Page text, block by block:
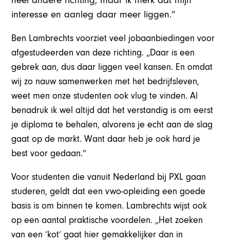
interesse en aanleg daar meer liggen.”
Ben Lambrechts voorziet veel jobaanbiedingen voor
afgestudeerden van deze richting. „Daar is een
gebrek aan, dus daar liggen veel kansen. En omdat
wij zo nauw samenwerken met het bedrijfsleven,
weet men onze studenten ook vlug te vinden. Al
benadruk ik wel altijd dat het verstandig is om eerst
je diploma te behalen, alvorens je echt aan de slag
gaat op de markt. Want daar heb je ook hard je
best voor gedaan.”
Voor studenten die vanuit Nederland bij PXL gaan
studeren, geldt dat een vwo-opleiding een goede
basis is om binnen te komen. Lambrechts wijst ook
op een aantal praktische voordelen. „Het zoeken
van een ‘kot’ gaat hier gemakkelijker dan in